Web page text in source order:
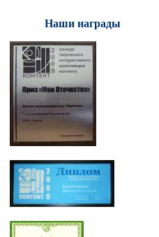
Наши награды